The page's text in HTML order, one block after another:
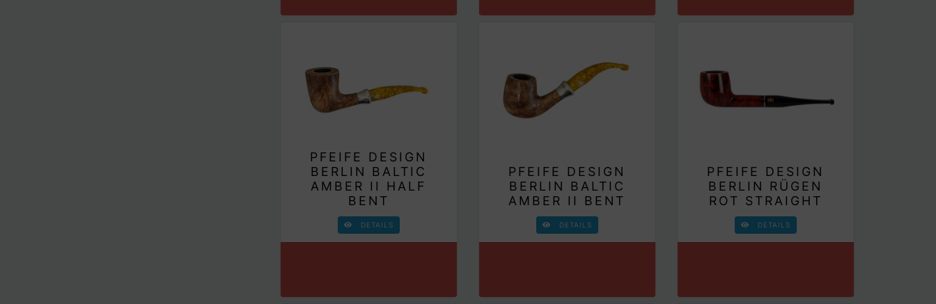
PFEIFE DESIGN
BERLIN BALTIC
AMBER II HALF
BENT
DETAILS
PFEIFE DESIGN
BERLIN BALTIC
AMBER II BENT
DETAILS
PFEIFE DESIGN
BERLIN RÜGEN
ROT STRAIGHT
DETAILS